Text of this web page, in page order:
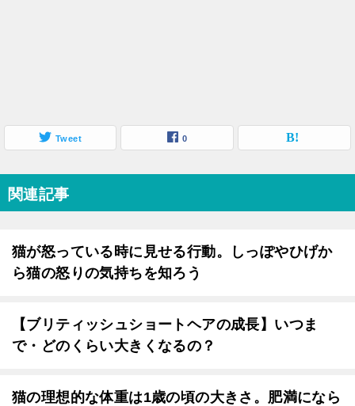
Tweet 0
関連記事
猫が怒っている時に見せる行動。しっぽやひげか
ら猫の怒りの気持ちを知ろう
【ブリティッシュショートヘアの成長】いつま
で・どのくらい大きくなるの？
猫の理想的な体重は1歳の頃の大きさ。肥満になら